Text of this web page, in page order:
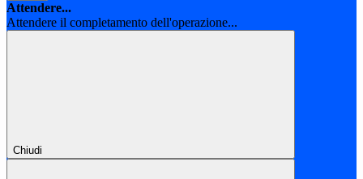
Attendere...
Attendere il completamento dell'operazione...
Chiudi